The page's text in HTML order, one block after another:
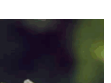
antioxidánsokkal
…hogy a túlzott
antioxidánsok
pótlása
tényező?